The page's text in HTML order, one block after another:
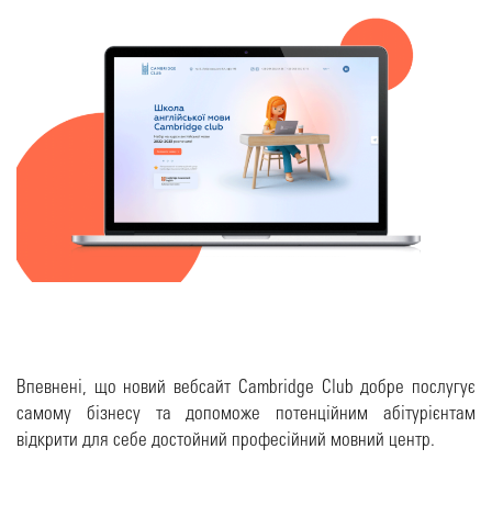
Впевнені, що новий вебсайт Cambridge Club добре послугує
самому бізнесу та допоможе потенційним абітурієнтам
відкрити для себе достойний професійний мовний центр.